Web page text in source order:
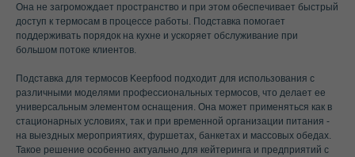
Она не загромождает пространство и при этом обеспечивает быстрый
доступ к термосам в процессе работы. Подставка помогает
поддерживать порядок на кухне и ускоряет обслуживание при
большом потоке клиентов.
Подставка для термосов Keepfood подходит для использования с
различными моделями профессиональных термосов, что делает ее
универсальным элементом оснащения. Она может применяться как в
стационарных условиях, так и при временной организации питания -
на выездных мероприятиях, фуршетах, банкетах и массовых обедах.
Такое решение особенно актуально для кейтеринга и предприятий с